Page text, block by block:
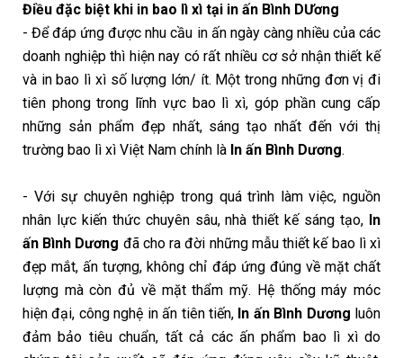
Điều đặc biệt khi in bao lì xì tại in ấn Bình DƯơng
- Để đáp ứng được nhu cầu in ấn ngày càng nhiều của các
doanh nghiệp thì hiện nay có rất nhiều cơ sở nhận thiết kế
và in bao lì xì số lượng lớn/ ít. Một trong những đơn vị đi
tiên phong trong lĩnh vực bao lì xì, góp phần cung cấp
những sản phẩm đẹp nhất, sáng tạo nhất đến với thị
trường bao lì xì Việt Nam chính là In ấn Bình Dương.
- Với sự chuyên nghiệp trong quá trình làm việc, nguồn
nhân lực kiến thức chuyên sâu, nhà thiết kế sáng tạo, In
ấn Bình Dương đã cho ra đời những mẫu thiết kế bao lì xì
đẹp mắt, ấn tượng, không chỉ đáp ứng đúng về mặt chất
lượng mà còn đủ về mặt thẩm mỹ. Hệ thống máy móc
hiện đại, công nghệ in ấn tiên tiến, In ấn Bình Dương luôn
đảm bảo tiêu chuẩn, tất cả các ấn phẩm bao lì xì do